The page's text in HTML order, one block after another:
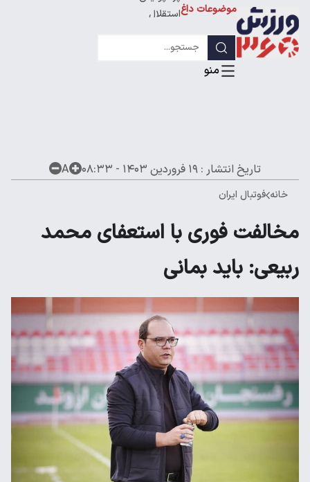
موضوعات داغپرسپولیس
استقلال
تاریخ انتشار : ۱۹ فروردین ۱۴۰۳ - ۰۸:۳۳ A
خانه فوتبال ایران
مخالفت فوری با استعفای محمد
ربیعی: باید بمانی